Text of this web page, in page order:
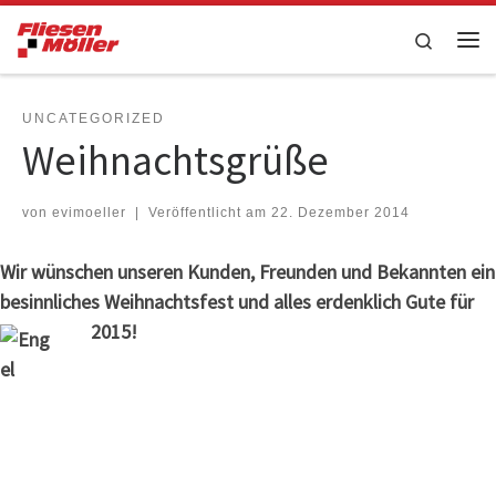
Zum Inhalt springen
Search
UNCATEGORIZED
Weihnachtsgrüße
von evimoeller Veröffentlicht am 22. Dezember 2014
Wir wünschen unseren Kunden, Freunden und Bekannten ein
besinnliches Weihnachtsfest und alles erdenklich Gute für
2015!